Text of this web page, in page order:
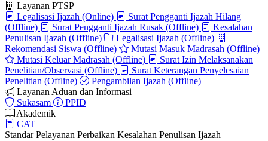
Layanan PTSP
Legalisasi Ijazah (Online)
Surat Pengganti Ijazah Hilang
(Offline)
Surat Pengganti Ijazah Rusak (Offline)
Kesalahan
Penulisan Ijazah (Offline)
Legalisasi Ijazah (Offline)
Rekomendasi Siswa (Offline)
Mutasi Masuk Madrasah (Offline)
Mutasi Keluar Madrasah (Offline)
Surat Izin Melaksanakan
Penelitian/Observasi (Offline)
Surat Keterangan Penyelesaian
Penelitian (Offline)
Pengambilan Ijazah (Offline)
Layanan Aduan dan Informasi
Sukasam
PPID
Akademik
CAT
Standar Pelayanan Perbaikan Kesalahan Penulisan Ijazah